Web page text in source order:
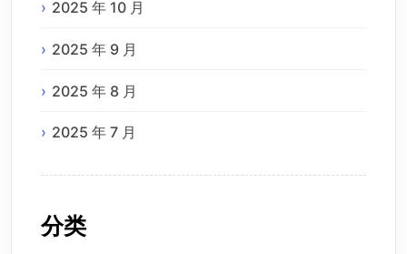
2025 年 10 月
2025 年 9 月
2025 年 8 月
2025 年 7 月
分类